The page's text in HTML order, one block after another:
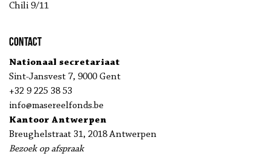
Chili 9/11
Contact
Nationaal secretariaat
Sint-Jansvest 7, 9000 Gent
+32 9 225 38 53
info@masereelfonds.be
Kantoor Antwerpen
Breughelstraat 31, 2018 Antwerpen
Bezoek op afspraak